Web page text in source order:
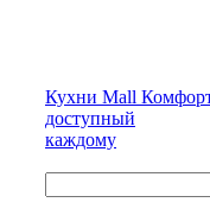
Кухни Mall
доступный
каждому